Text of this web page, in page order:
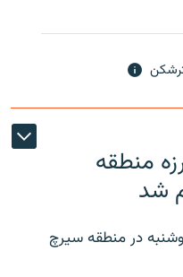
منطقه
در منطقه سیرچ